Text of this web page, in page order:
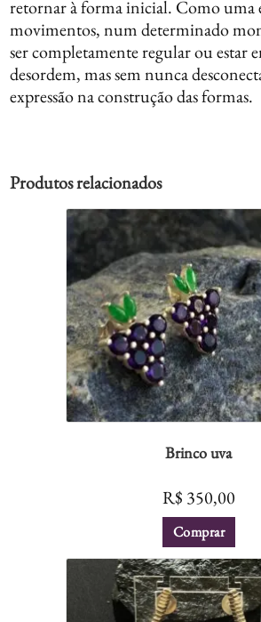
retornar à forma inicial. Como uma
movimentos, num determinado
ser completamente regular ou estar
desordem, mas sem nunca
expressão na construção das formas.
Produtos relacionados
Brinco uva
R$ 350,00
Comprar